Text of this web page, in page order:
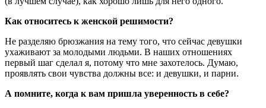
Как относитесь к женской решимости?
Не разделяю брюзжания на тему того, что сейчас девушки
ухаживают за молодыми людьми. В наших отношениях
первый шаг сделал я, потому что мне захотелось. Думаю,
проявлять свои чувства должны все: и девушки, и парни.
А помните, когда к вам пришла уверенность в себе?